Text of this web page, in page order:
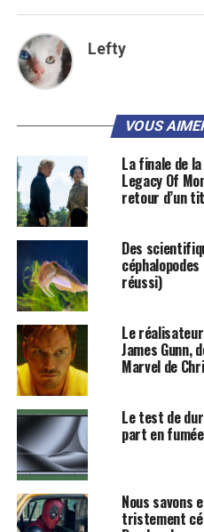
Lefty
VOUS
La finale de
Legacy Of
retour d’un
Des
réussi)
Le
James Gunn,
Marvel de
Le test de
part en
Nous savons
tristement